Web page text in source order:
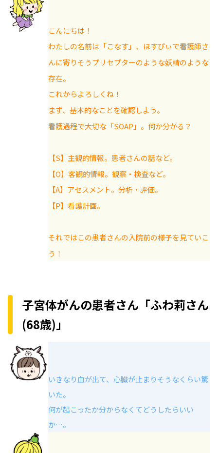
こんにちは！
わたしの名前は「こなす」、ほすぴぃで看護師さ
んに寄りそうプリセプターのような妖精のような
存在。
これからよろしくね！
まず、基本的なことを確認しよう。
看護過程で大切な「SOAP」。何か分かる？
【S】主観的情報。患者さんの話など。
【O】客観的情報。観察・検査など。
【A】アセスメント。分析・評価。
【P】看護計画。
それではこの患者さんの入院前の様子を見ていこ
う！
子宮体がんの患者さん「ふわ莉さん
(68歳)」
いきなり血が出て、心臓が止まりそうなくらい驚
いた。
何が起こったか分からなくてどうしたらいい
か…。